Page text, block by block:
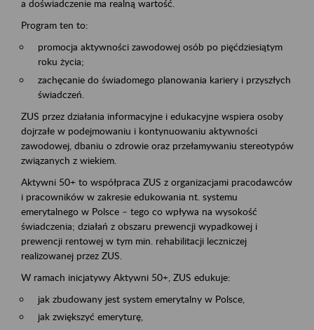
a doświadczenie ma realną wartość.
Program ten to:
promocja aktywności zawodowej osób po pięćdziesiątym
roku życia;
zachęcanie do świadomego planowania kariery i przyszłych
świadczeń.
ZUS przez działania informacyjne i edukacyjne wspiera osoby
dojrzałe w podejmowaniu i kontynuowaniu aktywności
zawodowej, dbaniu o zdrowie oraz przełamywaniu stereotypów
związanych z wiekiem.
Aktywni 50+ to współpraca ZUS z organizacjami pracodawców
i pracowników w zakresie edukowania nt. systemu
emerytalnego w Polsce – tego co wpływa na wysokość
świadczenia; działań z obszaru prewencji wypadkowej i
prewencji rentowej w tym min. rehabilitacji leczniczej
realizowanej przez ZUS.
W ramach inicjatywy Aktywni 50+, ZUS edukuje:
jak zbudowany jest system emerytalny w Polsce,
jak zwiększyć emeryturę,